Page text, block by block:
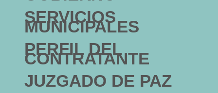
SERVICIOS
MUNICIPALES
PERFIL DEL
CONTRATANTE
JUZGADO DE PAZ